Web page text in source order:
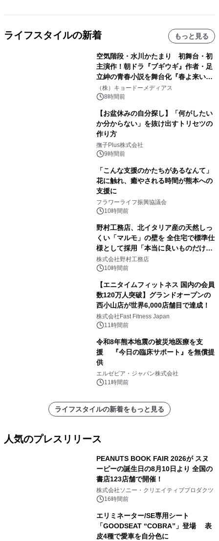
ライフスタイルの新着 もっと見る
空気階段・水川かたまり 初舞台・初
主演作！朝ドラ『ブギウギ』作者・足
立紳の青春小説を舞台化『春よ来い、
マジで来い』キービジュアル解禁！
（株）キョードーメディアス
8時間前
【お盆休みの自分探し】「何がしたい
か分からない」を抜け出すトリセツの
作り方
撫子Plus株式会社
9時間前
「こんな支援のかたちがあるなんて」
花に触れ、癒やされる時間が熊本への
支援に
フラワーライフ振興協議会
10時間前
野村工務店、北イタリア産の天然しっ
くい「マルモ」の壁を 全住宅で標準仕
様として採用「本当に良いものだけに
こだわる」
株式会社野村工務店
10時間前
【エニタイムフィットネス 国内の会員
数120万人突破】グランドオープンの
西小山店が世界6,000店舗目で達成！
株式会社Fast Fitness Japan
11時間前
令和8年熊本地震の被災地医療を支
援 『今日の臨床サポート』を無償提
供
エルゼビア・ジャパン株式会社
11時間前
ライフスタイルの新着をもっと見る
人気のプレスリリース
PEANUTS BOOK FAIR 2026が スヌ
ーピーの誕生日の8月10日より 全国の
書店123店舗で開催！
株式会社ソニー・クリエイティブプロダクツ
16時間前
エリミネーター/SE専用シート
「GOODSEAT “COBRA”」登場 表
皮4種で愛車を自分色に